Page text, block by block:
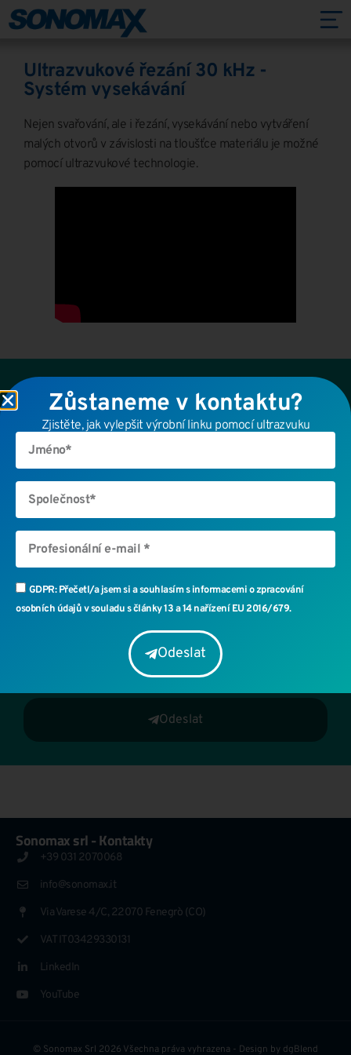
Ultrazvukové řezání 30 kHz -
Systém vysekávání
Nejen svařování, ale i řezání, vysekávání nebo vytváření
malých otvorů v závislosti na tloušťce materiálu je možné
pomocí ultrazvukové technologie.
Můžeme vám pomoci?
Požádejte o osobní konzultaci a zjistěte, jaké výhody
přináší ultrazvuková technologie pro vaši firmu.
Odeslat
Sonomax srl - Kontakty
+39 031 2070068
info@sonomax.it
Via Varese 4/C, 22070 Fenegrò (CO)
VAT IT03429330131
LinkedIn
YouTube
© Sonomax Srl 2026 Všechna práva vyhrazena - Design by dgBlend
Zůstaneme v kontaktu?
Zjistěte, jak vylepšit výrobní linku pomocí ultrazvuku
GDPR: Přečetl/a jsem si a souhlasím s informacemi o zpracování
osobních údajů v souladu s články 13 a 14 nařízení EU 2016/679.
Odeslat